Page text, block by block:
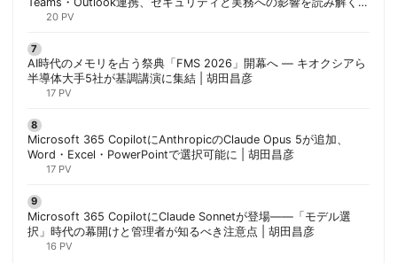
胡田昌彦
20 PV
AI時代のメモリを占う祭典「FMS 2026」開幕へ ― キオクシアら
半導体大手5社が基調講演に集結 | 胡田昌彦
17 PV
Microsoft 365 CopilotにAnthropicのClaude Opus 5が追加、
Word・Excel・PowerPointで選択可能に | 胡田昌彦
17 PV
Microsoft 365 CopilotにClaude Sonnetが登場——「モデル選
択」時代の幕開けと管理者が知るべき注意点 | 胡田昌彦
16 PV